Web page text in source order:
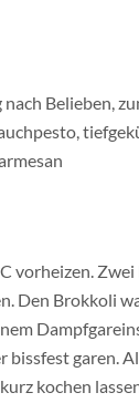
Belieben,
vorheizen.
Den Brokkoli
bissfest garen.
kochen